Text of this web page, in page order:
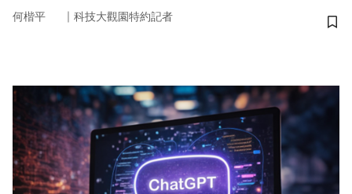
何楷平 ｜ 科技大觀園特約記者
儲